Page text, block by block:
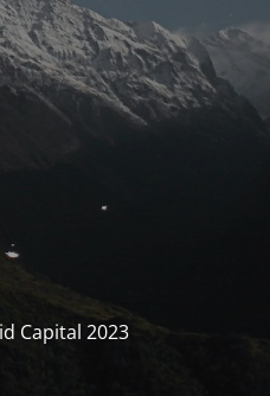
Capital 2023